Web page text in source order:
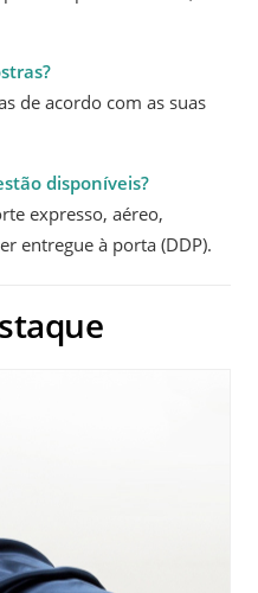
de acordo com as suas
disponíveis?
expresso, aéreo,
entregue à porta (DDP).